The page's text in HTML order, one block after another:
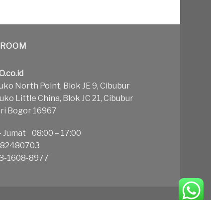
North Point, Blok JE 9, Cibubur
Little China, Blok JC 21, Cibubur
Bogor 16967
Jumat 08:00 – 17:00
1608-8977